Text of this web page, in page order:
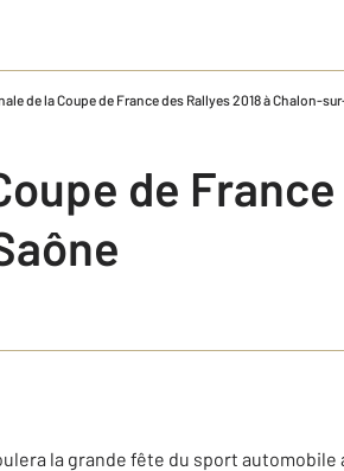
de la Coupe de France des Rallyes 2018 à Chalon-
de
la grande fête du sport automobile